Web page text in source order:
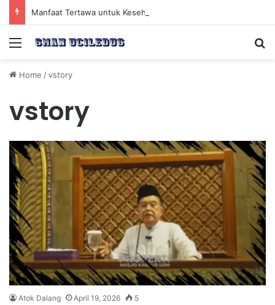
Menu
Home /vstory
vstory
Atok Dalang April 19, 2026 5